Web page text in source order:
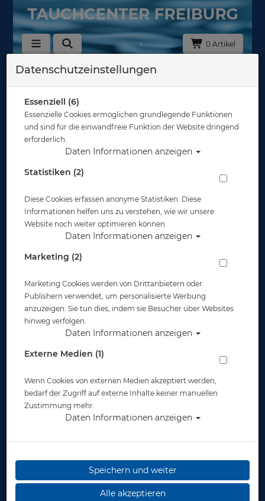
0 Artikel
Diver Network Club
NETWORK
- POWERED
BY ATLANTIS
JETZT NEU BEI
FREIBURG
DIVER NETWORK CLUB -
Eine Mitgliedschaft mit exklusiven Leistungen an allen aufgeführten
Standorten inklusive Aquamed Tauchversicherung mit weltweitem
Schutz bei Deinen Unterwasserabenteuern.
Datenschutzeinstellungen
Essenziell (6)
Essenzielle Cookies ermöglichen grundlegende Funktionen
und sind für die einwandfreie Funktion der Website dringend
erforderlich.
Daten Informationen anzeigen
Statistiken (2)
Diese Cookies erfassen anonyme Statistiken. Diese
Informationen helfen uns zu verstehen, wie wir unsere
Website noch weiter optimieren können.
Daten Informationen anzeigen
Marketing (2)
Marketing Cookies werden von Drittanbietern oder
Publishern verwendet, um personalisierte Werbung
anzuzeigen. Sie tun dies, indem sie Besucher über Websites
hinweg verfolgen.
Daten Informationen anzeigen
Externe Medien (1)
Wenn Cookies von externen Medien akzeptiert werden,
bedarf der Zugriff auf externe Inhalte keiner manuellen
Zustimmung mehr.
Daten Informationen anzeigen
Speichern und weiter
Alle akzeptieren